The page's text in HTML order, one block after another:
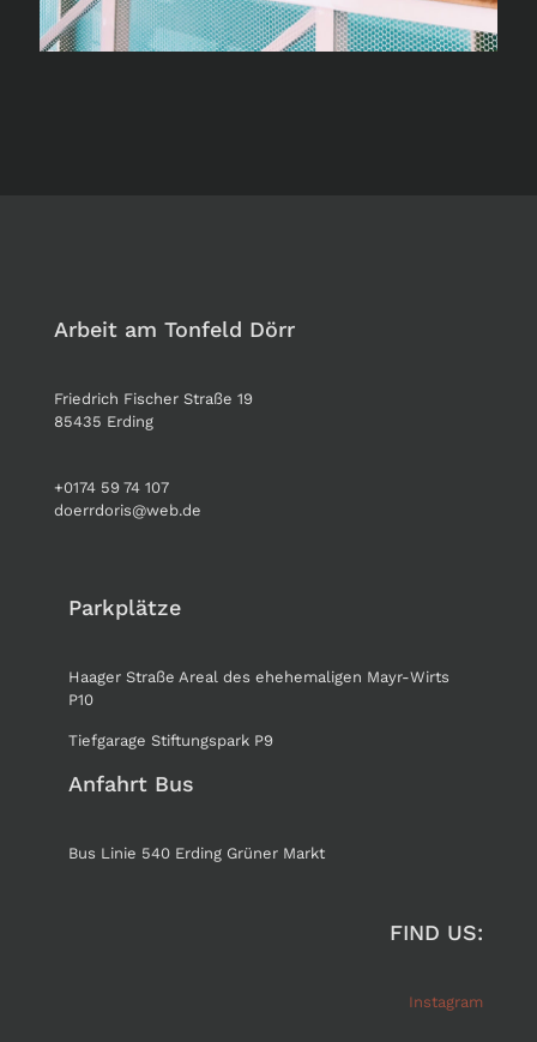
Arbeit am Tonfeld Dörr
Friedrich Fischer Straße 19
85435 Erding
+0174 59 74 107
doerrdoris@web.de
Parkplätze
Haager Straße Areal des ehehemaligen Mayr-Wirts
P10
Tiefgarage Stiftungspark P9
Anfahrt Bus
Bus Linie 540 Erding Grüner Markt
FIND US:
Instagram